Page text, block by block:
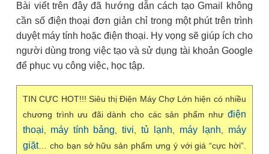
Bài viết trên đây đã hướng dẫn cách tạo Gmail không
cần số điện thoại đơn giản chỉ trong một phút trên trình
duyệt máy tính hoặc điện thoại. Hy vọng sẽ giúp ích cho
người dùng trong việc tạo và sử dụng tài khoản Google
để phục vụ công việc, học tập.
TIN CỰC HOT!!! Siêu thị Điện Máy Chợ Lớn hiện có nhiều
chương trình ưu đãi dành cho các sản phẩm như điện
thoại
máy tính bảng tivi tủ lạnh máy lạnh
máy
giặt… cho bạn sở hữu sản phẩm ưng ý với giá “cực hời”.